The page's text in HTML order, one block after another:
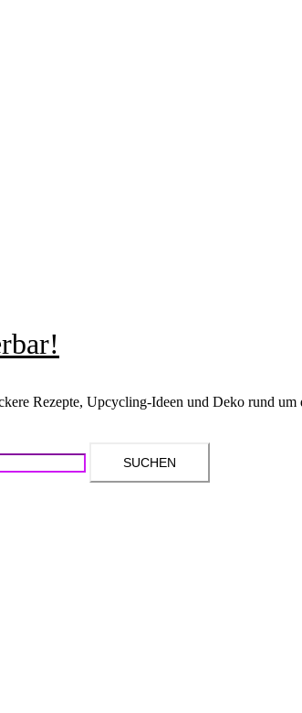
Rezepte, Upcycling-Ideen und Deko rund um